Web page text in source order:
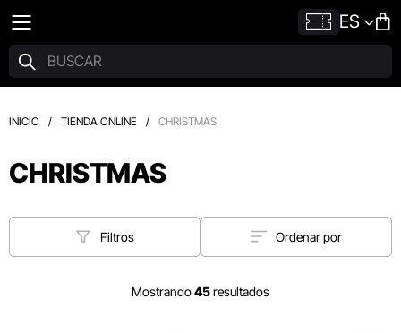
ES
INICIO / TIENDA ONLINE / CHRISTMAS
CHRISTMAS
Filtros Ordenar por
Mostrando45resultados